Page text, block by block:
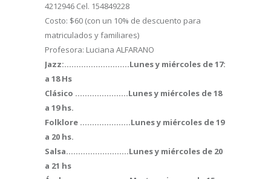
4212946 Cel. 154849228
Costo: $60 (con un 10% de descuento para
matriculados y familiares)
Profesora: Luciana ALFARANO
Jazz:………………………Lunes y miércoles de 17:
a 18 Hs
Clásico ………………….Lunes y miércoles de 18
a 19 hs.
Folklore …………………Lunes y miércoles de 19
a 20 hs.
Salsa……………………..Lunes y miércoles de 20
a 21 hs